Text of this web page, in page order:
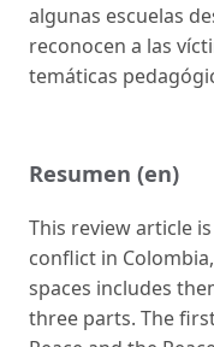
algunas escuelas
reconocen a las
temáticas
Resumen (en)
This review article
conflict in
spaces includes
three parts. The